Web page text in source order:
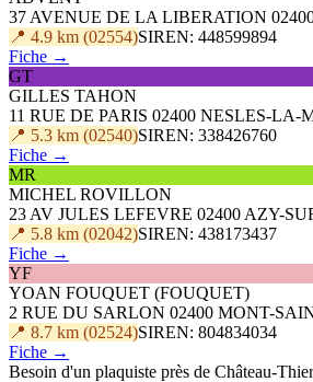
37 AVENUE DE LA LIBERATION
📍 4.9 km (02554)SIREN: 448599894
Fiche →
GT
GILLES TAHON
11 RUE DE PARIS 02400 NESLES-LA-
📍 5.3 km (02540)SIREN: 338426760
Fiche →
MR
MICHEL ROVILLON
23 AV JULES LEFEVRE 02400 AZY-
📍 5.8 km (02042)SIREN: 438173437
Fiche →
YF
YOAN FOUQUET (FOUQUET)
2 RUE DU SARLON 02400 MONT-
📍 8.7 km (02524)SIREN: 804834034
Fiche →
Besoin d'un plaquiste près de Château-